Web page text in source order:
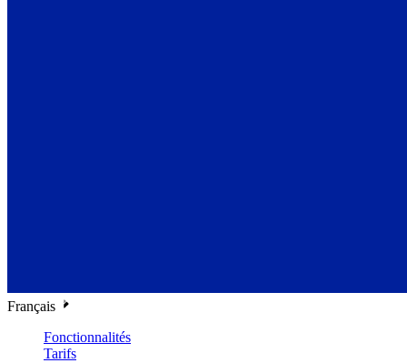
Français
Fonctionnalités
Tarifs